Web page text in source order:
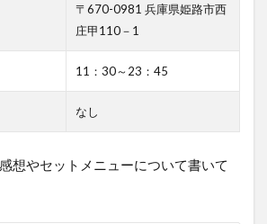
〒670-0981 兵庫県姫路市西
庄甲110－1
11：30～23：45
なし
想やセットメニューについて書いて